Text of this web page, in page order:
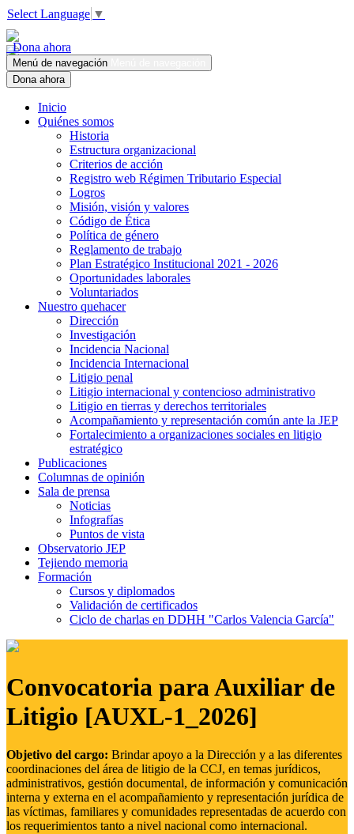
Select Language ▼
Dona ahora
Menú de navegación
Dona ahora
Inicio
Quiénes somos
Historia
Estructura organizacional
Criterios de acción
Registro web Régimen Tributario Especial
Logros
Misión, visión y valores
Código de Ética
Política de género
Reglamento de trabajo
Plan Estratégico Institucional 2021 - 2026
Oportunidades laborales
Voluntariados
Nuestro quehacer
Dirección
Investigación
Incidencia Nacional
Incidencia Internacional
Litigio penal
Litigio internacional y contencioso administrativo
Litigio en tierras y derechos territoriales
Acompañamiento y representación común ante la JEP
Fortalecimiento a organizaciones sociales en litigio
estratégico
Publicaciones
Columnas de opinión
Sala de prensa
Noticias
Infografías
Puntos de vista
Observatorio JEP
Tejiendo memoria
Formación
Cursos y diplomados
Validación de certificados
Ciclo de charlas en DDHH "Carlos Valencia García"
Convocatoria para Auxiliar de
Litigio [AUXL-1_2026]
Objetivo del cargo: Brindar apoyo a la Dirección y a las diferentes
coordinaciones del área de litigio de la CCJ, en temas jurídicos,
administrativos, gestión documental, de información y comunicación
interna y externa en el acompañamiento y representación jurídica de
las víctimas, familiares y comunidades representadas de acuerdo con
los requerimientos tanto a nivel nacional como internacional.